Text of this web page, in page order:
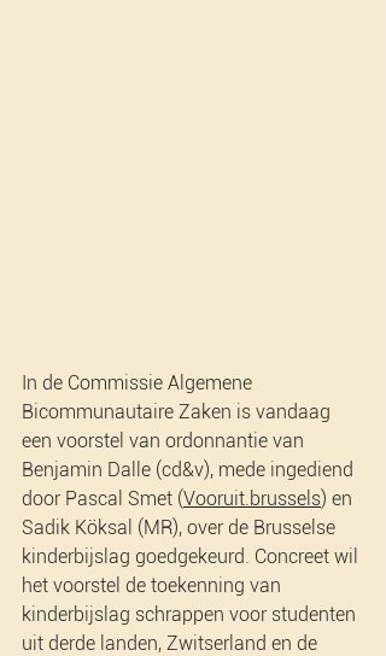
In de Commissie Algemene
Bicommunautaire Zaken is vandaag
een voorstel van ordonnantie van
Benjamin Dalle (cd&v), mede ingediend
door Pascal Smet (Vooruit.brussels) en
Sadik Köksal (MR), over de Brusselse
kinderbijslag goedgekeurd. Concreet wil
het voorstel de toekenning van
kinderbijslag schrappen voor studenten
uit derde landen, Zwitserland en de